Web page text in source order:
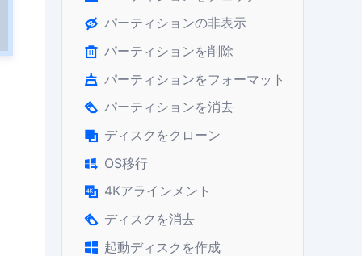
 パーティションの非表示
 パーティションを削除
 パーティションをフォーマット
 パーティションを消去
 ディスクをクローン
 OS移行
 4Kアラインメント
 ディスクを消去
 起動ディスクを作成